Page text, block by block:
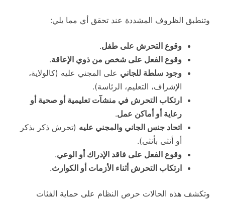
وتنطبق الظروف المشددة عند تحقق أي مما يلي:
وقوع التحرش على طفل.
وقوع الفعل على شخص من ذوي الإعاقة.
وجود سلطة للجاني على المجني عليه (كالولاية،
الإشراف، التعليم، الرئاسة).
ارتكاب التحرش في منشآت تعليمية أو صحية أو
رعاية أو أماكن عمل.
اتحاد جنس الجاني والمجني عليه (تحرش ذكر بذكر
أو أنثى بأنثى).
وقوع الفعل على فاقد الإدراك أو الوعي.
ارتكاب التحرش أثناء الأزمات أو الكوارث.
وتكشف هذه الحالات حرص النظام على حماية الفئات